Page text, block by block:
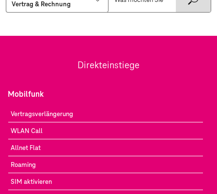
Direkteinstiege
Mobilfunk
Vertragsverlängerung
WLAN Call
Allnet Flat
Roaming
SIM aktivieren